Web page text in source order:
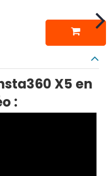
X5 en
: